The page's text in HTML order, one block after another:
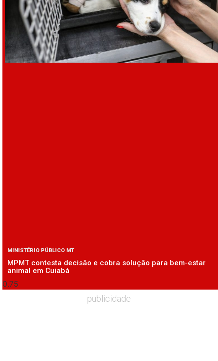
MINISTÉRIO PÚBLICO MT
MPMT contesta decisão e cobra solução para bem-estar
animal em Cuiabá
publicidade